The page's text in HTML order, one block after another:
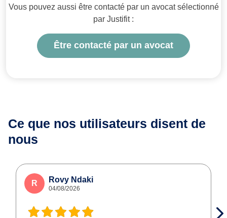
Vous pouvez aussi être contacté par un avocat sélectionné
par Justifit :
Être contacté par un avocat
Ce que nos utilisateurs disent de
nous
R Rovy Ndaki
04/08/2026